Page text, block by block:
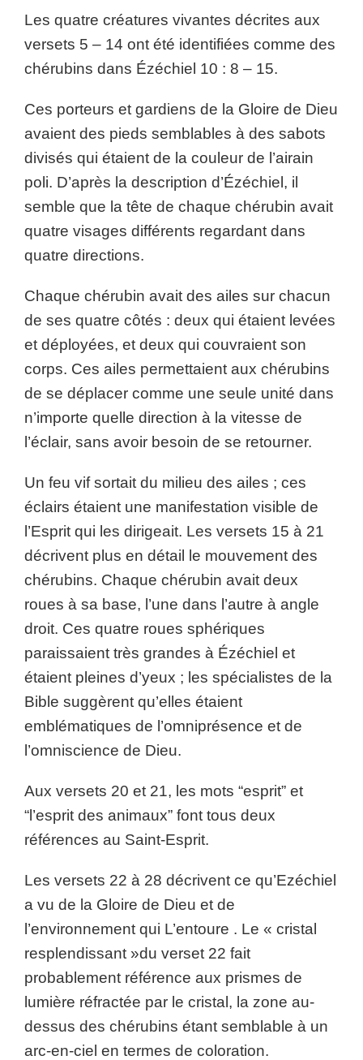
Les quatre créatures vivantes décrites aux
versets 5 – 14 ont été identifiées comme des
chérubins dans Ézéchiel 10 : 8 – 15.
Ces porteurs et gardiens de la Gloire de Dieu
avaient des pieds semblables à des sabots
divisés qui étaient de la couleur de l’airain
poli. D’après la description d’Ézéchiel, il
semble que la tête de chaque chérubin avait
quatre visages différents regardant dans
quatre directions.
Chaque chérubin avait des ailes sur chacun
de ses quatre côtés : deux qui étaient levées
et déployées, et deux qui couvraient son
corps. Ces ailes permettaient aux chérubins
de se déplacer comme une seule unité dans
n’importe quelle direction à la vitesse de
l’éclair, sans avoir besoin de se retourner.
Un feu vif sortait du milieu des ailes ; ces
éclairs étaient une manifestation visible de
l’Esprit qui les dirigeait. Les versets 15 à 21
décrivent plus en détail le mouvement des
chérubins. Chaque chérubin avait deux
roues à sa base, l’une dans l’autre à angle
droit. Ces quatre roues sphériques
paraissaient très grandes à Ézéchiel et
étaient pleines d’yeux ; les spécialistes de la
Bible suggèrent qu’elles étaient
emblématiques de l’omniprésence et de
l’omniscience de Dieu.
Aux versets 20 et 21, les mots “esprit” et
“l’esprit des animaux” font tous deux
références au Saint-Esprit.
Les versets 22 à 28 décrivent ce qu’Ezéchiel
a vu de la Gloire de Dieu et de
l’environnement qui L’entoure . Le « cristal
resplendissant »du verset 22 fait
probablement référence aux prismes de
lumière réfractée par le cristal, la zone au-
dessus des chérubins étant semblable à un
arc-en-ciel en termes de coloration.